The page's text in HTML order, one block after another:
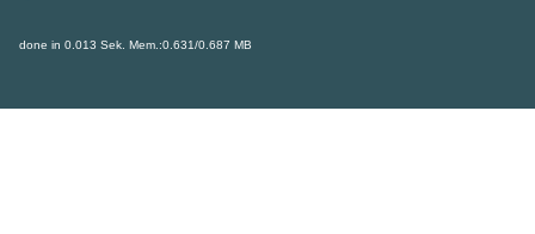
done in 0.013 Sek. Mem.:0.631/0.687 MB